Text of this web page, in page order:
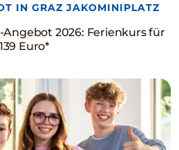
IN GRAZ JAKOMINIPLATZ
2026: Ferienkurs für
139 Euro*